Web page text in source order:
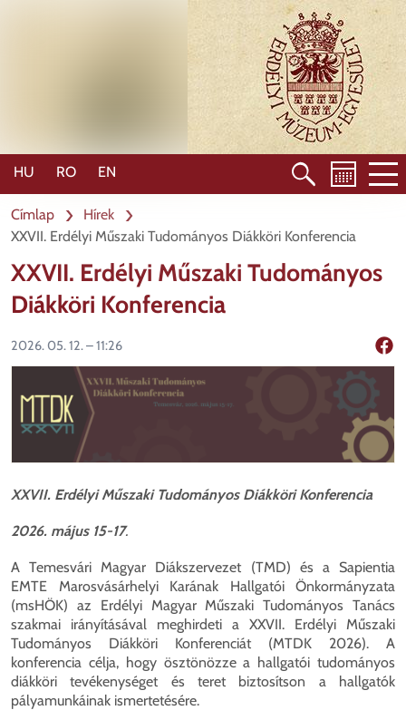
HU RO EN
Címlap
Hírek
XXVII. Erdélyi Műszaki Tudományos Diákköri Konferencia
XXVII. Erdélyi Műszaki Tudományos
Diákköri Konferencia
2026. 05. 12. – 11:26
XXVII. Erdélyi Műszaki Tudományos Diákköri Konferencia
2026. május 15-17.
A Temesvári Magyar Diákszervezet (TMD) és a Sapientia
EMTE Marosvásárhelyi Karának Hallgatói Önkormányzata
(msHÖK) az Erdélyi Magyar Műszaki Tudományos Tanács
szakmai irányításával meghirdeti a XXVII. Erdélyi Műszaki
Tudományos Diákköri Konferenciát (MTDK 2026). A
konferencia célja, hogy ösztönözze a hallgatói tudományos
diákköri tevékenységet és teret biztosítson a hallgatók
pályamunkáinak ismertetésére.